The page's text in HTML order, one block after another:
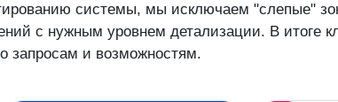
системы, мы исключаем "слепые"
с нужным уровнем детализации. В итоге
запросам и возможностям.